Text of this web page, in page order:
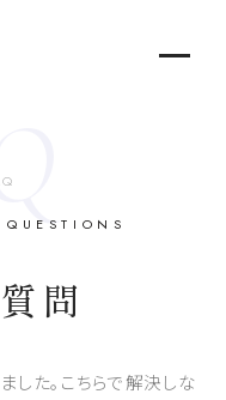
問
した。こちらで解決しな